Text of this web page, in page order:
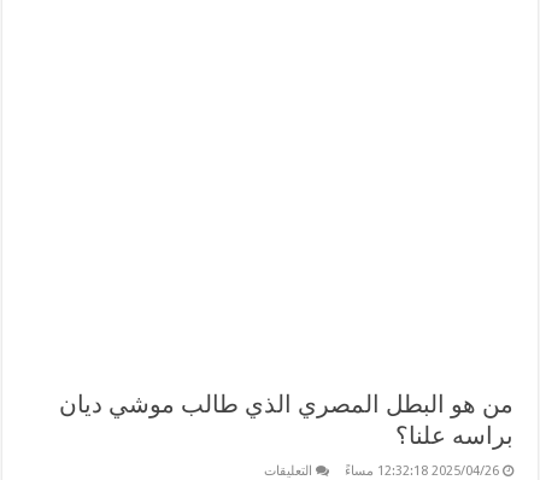
من هو البطل المصري الذي طالب موشي ديان
براسه علنا؟
2025/04/26 12:32:18 مساءً التعليقات